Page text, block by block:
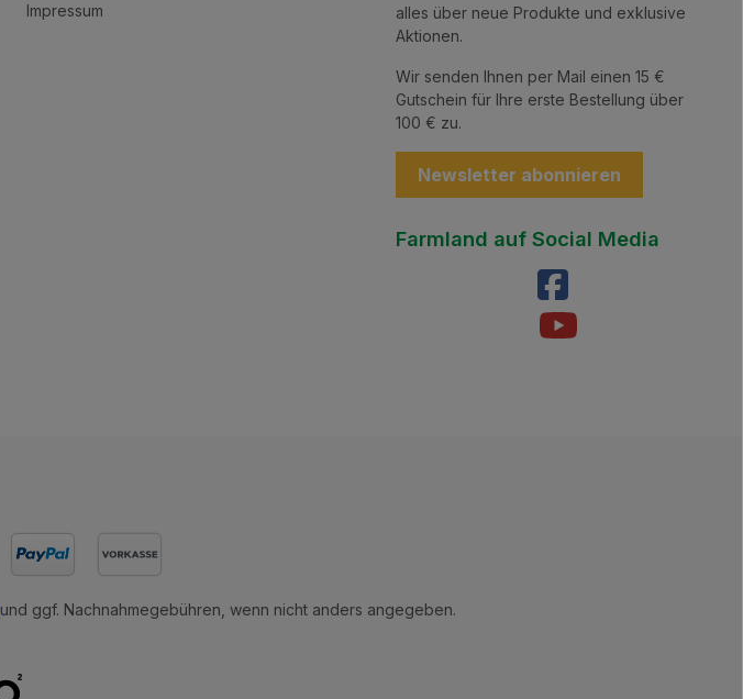
Impressum
alles über neue Produkte und exklusive
Aktionen.
Wir senden Ihnen per Mail einen 15 €
Gutschein für Ihre erste Bestellung über
100 € zu.
Newsletter abonnieren
Farmland auf Social Media
und ggf. Nachnahmegebühren, wenn nicht anders angegeben.